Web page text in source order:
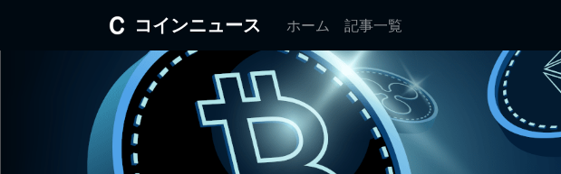
コインニュース ホーム 記事一覧